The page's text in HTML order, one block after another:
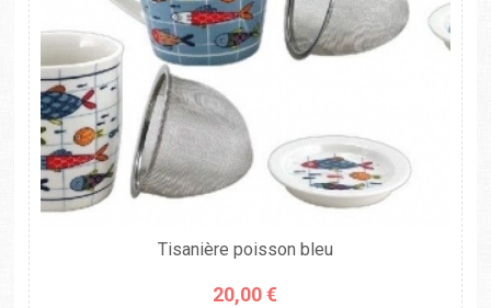
Tisanière poisson bleu
20,00 €